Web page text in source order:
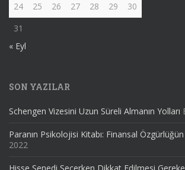
24
25 26 27 28 29
30
31
« Eyl
SON YAZILAR
Schengen Vizesini Uzun Süreli Almanın Yolları
Paranın Psikolojisi Kitabı: Finansal
2022